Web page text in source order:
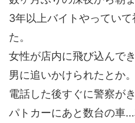
3年以上バイトやってい
た。
女性が店内に飛び込んで
男に追いかけられたとか。
電話した後すぐに警察がき
パトカーにあと数台の車…